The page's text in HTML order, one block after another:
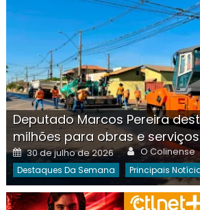
Deputado Marcos Pereira
milhões para obras e serviços
Posted
on
30 de julho de 2026 Author
O Colinense
Destaques Da Semana Principais